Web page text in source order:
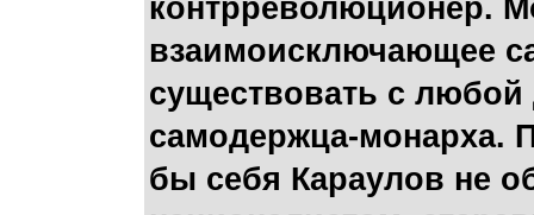
контрреволюционер.
взаимоисключающее
существовать с любой
самодержца-монарха.
бы себя Караулов не